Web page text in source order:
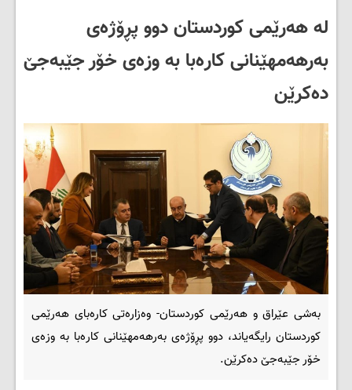
لە هەرێمی کوردستان دوو پڕۆژەی
بەرهەمهێنانی کارەبا بە وزەی خۆر جێبەجێ
دەکرێن
بەشی عێراق و هەرێمی کوردستان- وه‌زاره‌تی كاره‌بای هەرێمی
کوردستان رایگه‌یاند، دوو پڕۆژەی بەرهەمهێنانی کارەبا بە وزەی
خۆر جێبەجێ دەکرێن.